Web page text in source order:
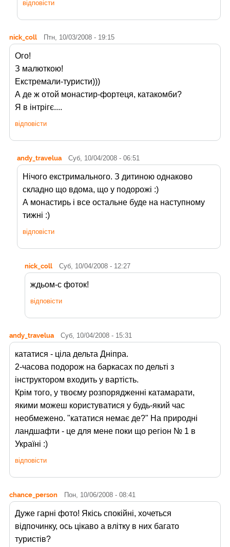
відповісти
nick_coll Птн, 10/03/2008 - 19:15
Ого!
З малюткою!
Екстремали-туристи)))
А де ж отой монастир-фортеця, катакомби?
Я в інтрігє....
відповісти
andy_travelua Суб, 10/04/2008 - 06:51
Нічого екстримального. З дитиною однаково
складно що вдома, що у подорожі :)
А монастирь і все остальне буде на наступному
тижні :)
відповісти
nick_coll Суб, 10/04/2008 - 12:27
ждьом-с фоток!
відповісти
andy_travelua Суб, 10/04/2008 - 15:31
кататися - ціла дельта Дніпра.
2-часова подорож на баркасах по дельті з
інструктором входить у вартість.
Крім того, у твоєму розпорядженні катамарати,
якими можеш користуватися у будь-який час
необмежено. "кататися немає де?" На природні
ландшафти - це для мене поки що регіон № 1 в
Україні :)
відповісти
chance_person Пон, 10/06/2008 - 08:41
Дуже гарні фото! Якісь спокійні, хочеться
відпочинку, ось цікаво а влітку в них багато
туристів?